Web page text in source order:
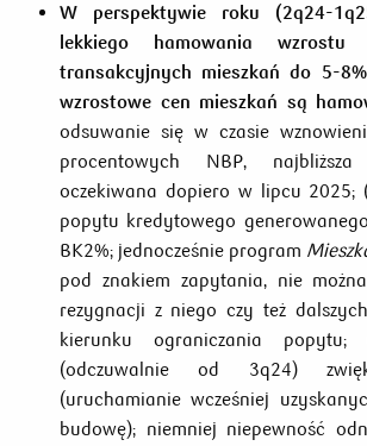
W perspektywie roku (2q24-
lekkiego hamowania wzrostu
transakcyjnych mieszkań do 5-
wzrostowe cen mieszkań są
odsuwanie się w czasie
procentowych NBP,
oczekiwana dopiero w lipcu 2025;
popytu kredytowego
BK2%; jednocześnie program
pod znakiem zapytania, nie
rezygnacji z niego czy też
kierunku ograniczania popytu;
(odczuwalnie od 3q24)
(uruchamianie wcześniej
budowę); niemniej niepewność